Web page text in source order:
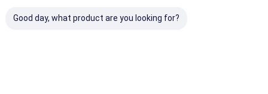
Good day, what product are you looking for?